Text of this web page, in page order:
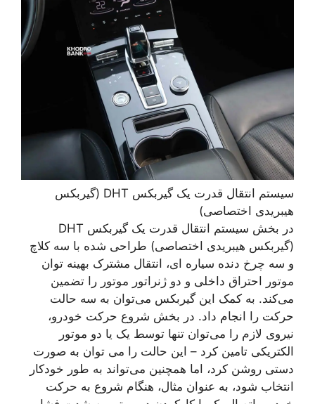
سیستم انتقال قدرت یک گیربکس DHT (گیربکس
هیبریدی اختصاصی)
در بخش سیستم انتقال قدرت یک گیربکس DHT
(گیربکس هیبریدی اختصاصی) طراحی شده با سه کلاچ
و سه چرخ دنده سیاره ای، انتقال مشترک بهینه توان
موتور احتراق داخلی و دو ژنراتور موتور را تضمین
می‌کند. به کمک این گیربکس می‌توان به سه حالت
حرکت را انجام داد. در بخش شروع حرکت خودرو،
نیروی لازم را می‌توان تنها توسط یک یا دو موتور
الکتریکی تامین کرد – این حالت را می توان به صورت
دستی روشن کرد، اما همچنین می‌تواند به طور خودکار
انتخاب شود، به عنوان مثال، هنگام شروع به حرکت